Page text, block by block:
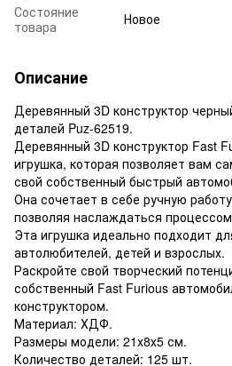
Состояние
товара
Новое
Описание
Деревянный 3D конструктор
деталей Puz-62519.
Деревянный 3D конструктор Fast
игрушка, которая позволяет вам
свой собственный быстрый
Она сочетает в себе ручную
позволяя наслаждаться
Эта игрушка идеально подходит
автолюбителей, детей и взрослых.
Раскройте свой творческий
собственный Fast Furious
конструктором.
Материал: ХДФ.
Размеры модели: 21х8х5 см.
Количество деталей: 125 шт.